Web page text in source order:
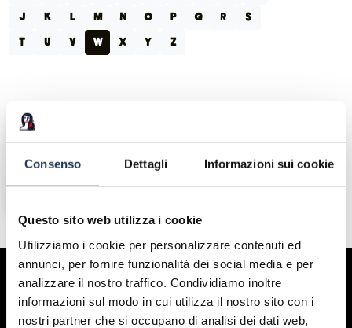
Consenso Dettagli Informazioni sui cookie
Questo sito web utilizza i cookie
Utilizziamo i cookie per personalizzare contenuti ed
annunci, per fornire funzionalità dei social media e per
analizzare il nostro traffico. Condividiamo inoltre
informazioni sul modo in cui utilizza il nostro sito con i
nostri partner che si occupano di analisi dei dati web,
J K L M N O P Q R S
T U V W X Y Z
Winemakers
An Event by